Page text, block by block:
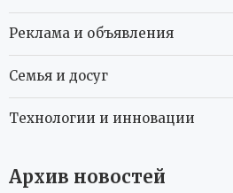
Реклама и объявления
Семья и досуг
Технологии и инновации
Архив новостей